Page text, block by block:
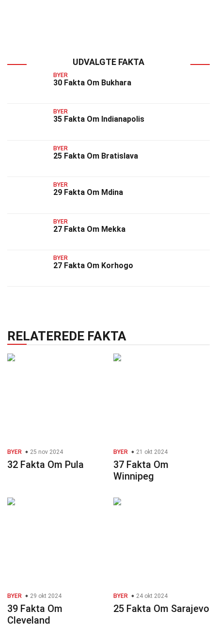
UDVALGTE FAKTA
BYER
30 Fakta Om Bukhara
BYER
35 Fakta Om Indianapolis
BYER
25 Fakta Om Bratislava
BYER
29 Fakta Om Mdina
BYER
27 Fakta Om Mekka
BYER
27 Fakta Om Korhogo
RELATEREDE FAKTA
BYER 25 nov 2024
32 Fakta Om Pula
BYER 21 okt 2024
37 Fakta Om
Winnipeg
BYER 29 okt 2024
39 Fakta Om
Cleveland
BYER 24 okt 2024
25 Fakta Om Sarajevo